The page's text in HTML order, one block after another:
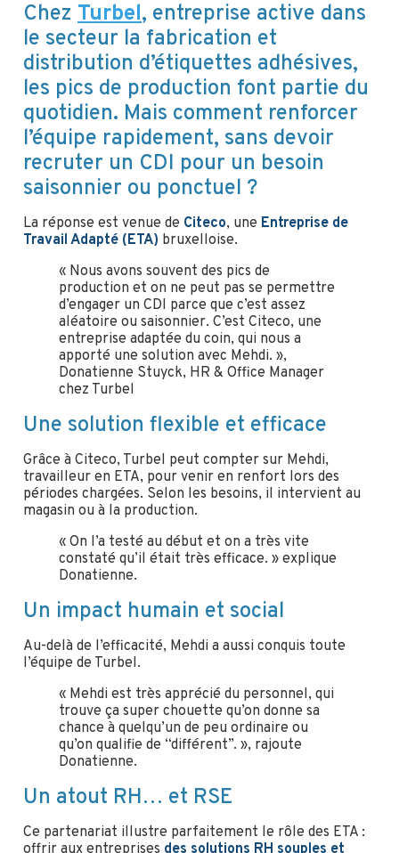
Chez Turbel, entreprise active dans
le secteur la fabrication et
distribution d’étiquettes adhésives,
les pics de production font partie du
quotidien. Mais comment renforcer
l’équipe rapidement, sans devoir
recruter un CDI pour un besoin
saisonnier ou ponctuel ?
La réponse est venue de Citeco, une Entreprise de
Travail Adapté (ETA) bruxelloise.
« Nous avons souvent des pics de
production et on ne peut pas se permettre
d’engager un CDI parce que c’est assez
aléatoire ou saisonnier. C’est Citeco, une
entreprise adaptée du coin, qui nous a
apporté une solution avec Mehdi. »,
Donatienne Stuyck, HR & Office Manager
chez Turbel
Une solution flexible et efficace
Grâce à Citeco, Turbel peut compter sur Mehdi,
travailleur en ETA, pour venir en renfort lors des
périodes chargées. Selon les besoins, il intervient au
magasin ou à la production.
« On l’a testé au début et on a très vite
constaté qu’il était très efficace. » explique
Donatienne.
Un impact humain et social
Au-delà de l’efficacité, Mehdi a aussi conquis toute
l’équipe de Turbel.
« Mehdi est très apprécié du personnel, qui
trouve ça super chouette qu’on donne sa
chance à quelqu’un de peu ordinaire ou
qu’on qualifie de “différent”. », rajoute
Donatienne.
Un atout RH… et RSE
Ce partenariat illustre parfaitement le rôle des ETA :
offrir aux entreprises des solutions RH souples et